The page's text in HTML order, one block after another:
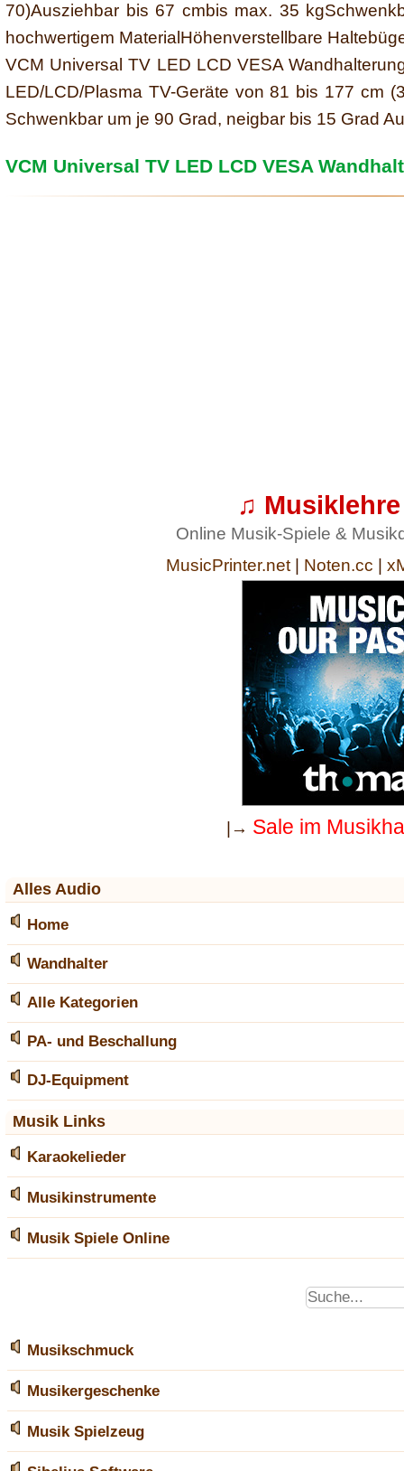
70)Ausziehbar bis 67 cmbis max. 35
hochwertigem MaterialHöhenverstellbare
VCM Universal TV LED LCD VESA
LED/LCD/Plasma TV-Geräte von 81 bis 177 cm
Schwenkbar um je 90 Grad, neigbar bis 15 Grad
VCM Universal TV LED LCD VESA
♫
Online Musik-Spiele &
MusicPrinter.net| Noten.cc
|→ Sale im
Alles Audio
Home
Wandhalter
Alle Kategorien
PA- und Beschallung
DJ-Equipment
Musik Links
Karaokelieder
Musikinstrumente
Musik Spiele Online
Musikschmuck
Musikergeschenke
Musik Spielzeug